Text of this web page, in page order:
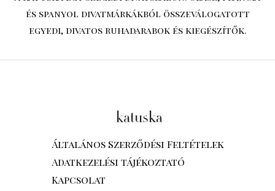
és spanyol divatmárkákból összeválogatott
egyedi, divatos ruhadarabok és kiegészítők.
Általános Szerződési Feltételek
Adatkezelési tájékoztató
Kapcsolat